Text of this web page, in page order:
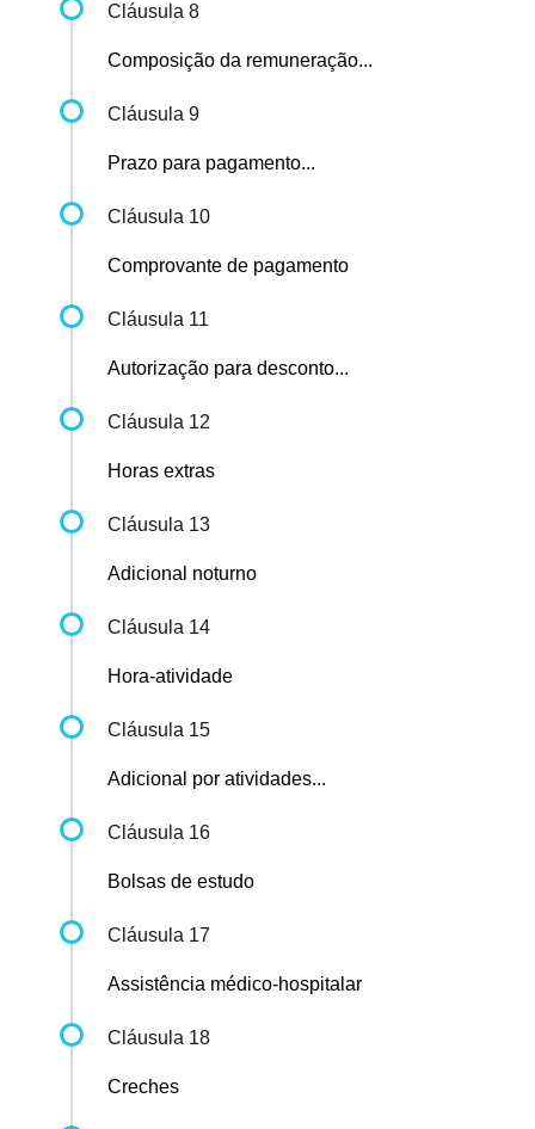
Cláusula 8
Composição da remuneração...
Cláusula 9
Prazo para pagamento...
Cláusula 10
Comprovante de pagamento
Cláusula 11
Autorização para desconto...
Cláusula 12
Horas extras
Cláusula 13
Adicional noturno
Cláusula 14
Hora-atividade
Cláusula 15
Adicional por atividades...
Cláusula 16
Bolsas de estudo
Cláusula 17
Assistência médico-hospitalar
Cláusula 18
Creches